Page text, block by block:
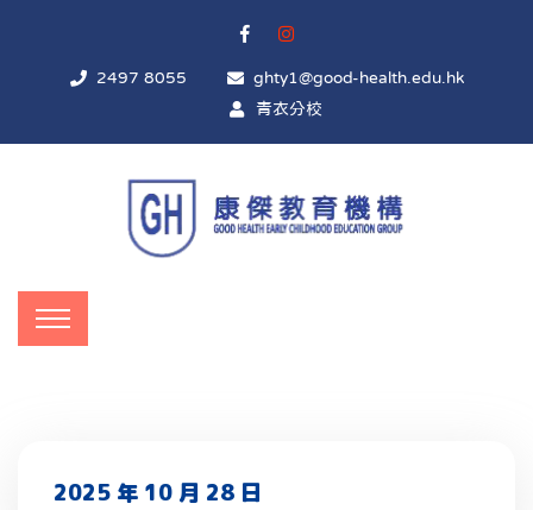
2497 8055
ghty1@good-health.edu.hk
青衣分校
2025 年 10 月 28 日